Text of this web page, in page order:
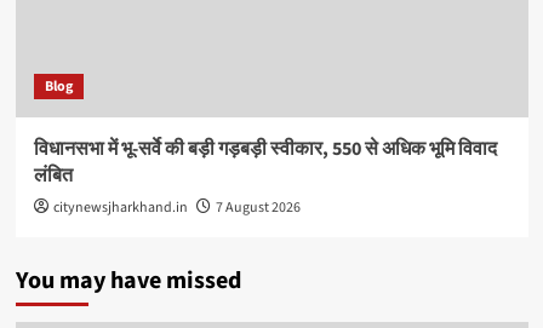
Blog
विधानसभा में भू-सर्वे की बड़ी गड़बड़ी स्वीकार, 550 से अधिक भूमि विवाद
लंबित
citynewsjharkhand.in 7 August 2026
You may have missed